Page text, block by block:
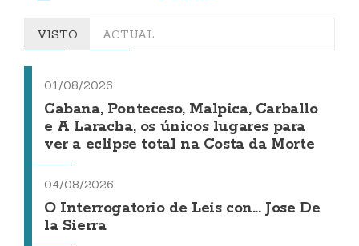
VISTO ACTUAL
01/08/2026
Cabana, Ponteceso, Malpica, Carballo
e A Laracha, os únicos lugares para
ver a eclipse total na Costa da Morte
04/08/2026
O Interrogatorio de Leis con... Jose De
la Sierra